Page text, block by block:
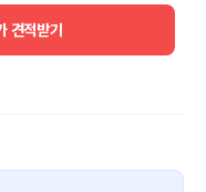
견적받기